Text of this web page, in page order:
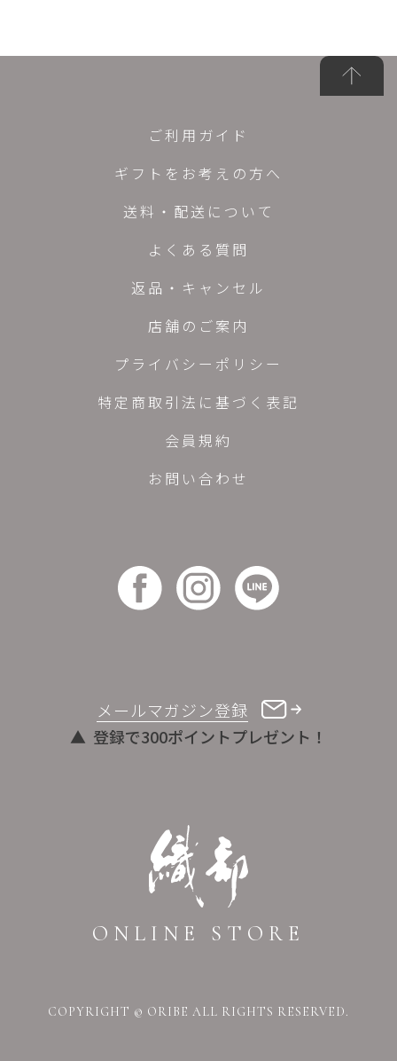
ONLINE STORE
メールマガジン登録
登録で300ポイントプレゼント！
ご利用ガイド
ギフトをお考えの方へ
送料・配送について
よくある質問
返品・キャンセル
店舗のご案内
プライバシーポリシー
特定商取引法に基づく表記
会員規約
お問い合わせ
COPYRIGHT © ORIBE ALL RIGHTS RESERVED.